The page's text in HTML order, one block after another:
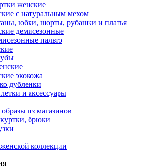
женские
с натуральным мехом
юбки, шорты, рубашки и платья
демисезонные
пальто
экокожа
дубленки
и аксессуары
из магазинов
брюки
коллекции